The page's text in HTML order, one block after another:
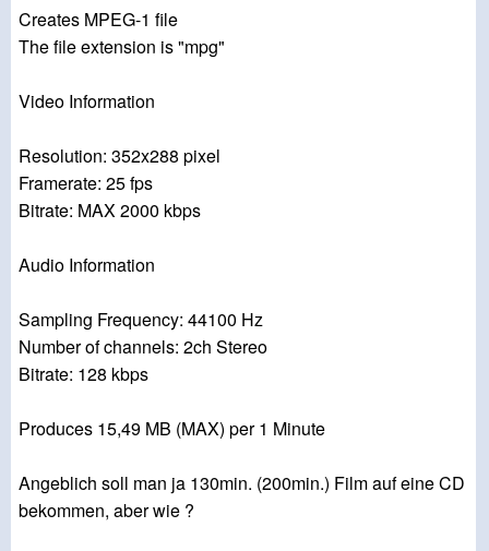
Creates MPEG-1 file
The file extension is "mpg"
Video Information
Resolution: 352x288 pixel
Framerate: 25 fps
Bitrate: MAX 2000 kbps
Audio Information
Sampling Frequency: 44100 Hz
Number of channels: 2ch Stereo
Bitrate: 128 kbps
Produces 15,49 MB (MAX) per 1 Minute
Angeblich soll man ja 130min. (200min.) Film auf eine CD
bekommen, aber wie ?